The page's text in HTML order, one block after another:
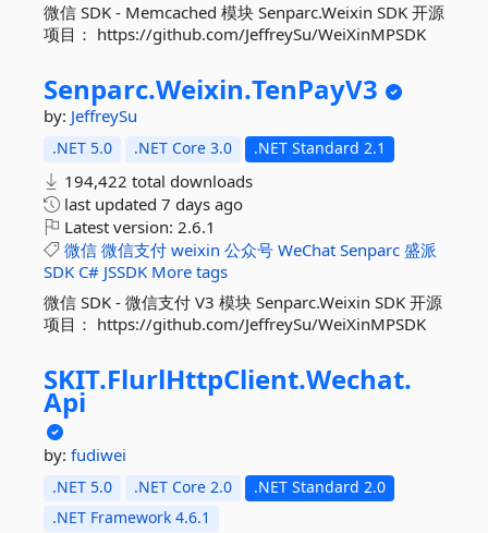
微信 SDK - Memcached 模块 Senparc.Weixin SDK 开源
项目： https://github.com/JeffreySu/WeiXinMPSDK
Senparc.Weixin.TenPayV3
by: JeffreySu
.NET 5.0 .NET Core 3.0 .NET Standard 2.1
194,422 total downloads
last updated 7 days ago
Latest version: 2.6.1
微信 微信支付 weixin 公众号 WeChat Senparc 盛派
SDK C# JSSDK More tags
微信 SDK - 微信支付 V3 模块 Senparc.Weixin SDK 开源
项目： https://github.com/JeffreySu/WeiXinMPSDK
SKIT.FlurlHttpClient.Wechat.
Api
by: fudiwei
.NET 5.0 .NET Core 2.0
.NET Standard 2.0
.NET Framework 4.6.1